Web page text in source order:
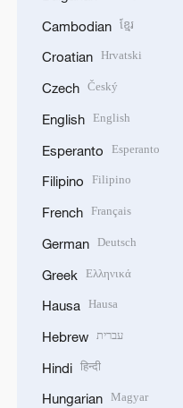
Cambodian ខ្មែរ
Croatian Hrvatski
Czech Český
English English
Esperanto Esperanto
Filipino Filipino
French Français
German Deutsch
Greek Ελληνικά
Hausa Hausa
Hebrew עברית
Hindi हिन्दी
Hungarian Magyar